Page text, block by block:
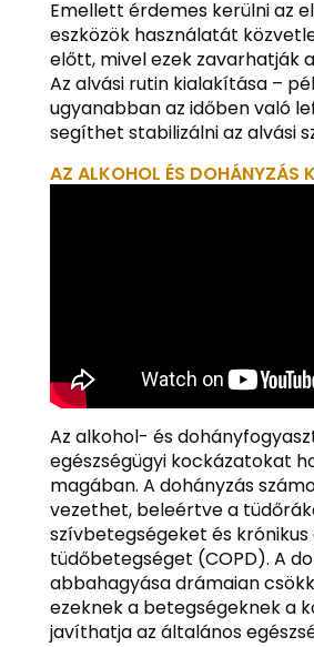
Emellett érdemes kerülni az
eszközök használatát
előtt, mivel ezek zavarhatják
Az alvási rutin kialakítása –
ugyanabban az időben való
segíthet stabilizálni az alvási
AZ ALKOHOL ÉS DOHÁNYZÁS
Az alkohol- és
egészségügyi kockázatokat
magában. A dohányzás
vezethet, beleértve a
szívbetegségeket és
tüdőbetegséget (COPD). A
abbahagyása drámaian
ezeknek a betegségeknek a
javíthatja az általános